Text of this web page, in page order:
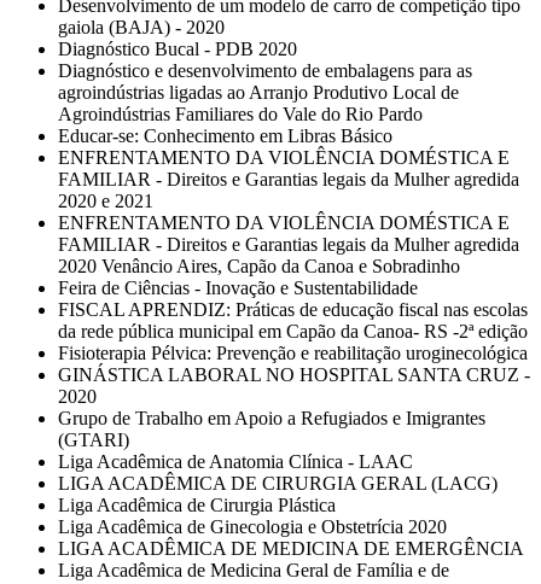
Desenvolvimento de um modelo de carro de competição tipo
gaiola (BAJA) - 2020
Diagnóstico Bucal - PDB 2020
Diagnóstico e desenvolvimento de embalagens para as
agroindústrias ligadas ao Arranjo Produtivo Local de
Agroindústrias Familiares do Vale do Rio Pardo
Educar-se: Conhecimento em Libras Básico
ENFRENTAMENTO DA VIOLÊNCIA DOMÉSTICA E
FAMILIAR - Direitos e Garantias legais da Mulher agredida
2020 e 2021
ENFRENTAMENTO DA VIOLÊNCIA DOMÉSTICA E
FAMILIAR - Direitos e Garantias legais da Mulher agredida
2020 Venâncio Aires, Capão da Canoa e Sobradinho
Feira de Ciências - Inovação e Sustentabilidade
FISCAL APRENDIZ: Práticas de educação fiscal nas escolas
da rede pública municipal em Capão da Canoa- RS -2ª edição
Fisioterapia Pélvica: Prevenção e reabilitação uroginecológica
GINÁSTICA LABORAL NO HOSPITAL SANTA CRUZ -
2020
Grupo de Trabalho em Apoio a Refugiados e Imigrantes
(GTARI)
Liga Acadêmica de Anatomia Clínica - LAAC
LIGA ACADÊMICA DE CIRURGIA GERAL (LACG)
Liga Acadêmica de Cirurgia Plástica
Liga Acadêmica de Ginecologia e Obstetrícia 2020
LIGA ACADÊMICA DE MEDICINA DE EMERGÊNCIA
Liga Acadêmica de Medicina Geral de Família e de